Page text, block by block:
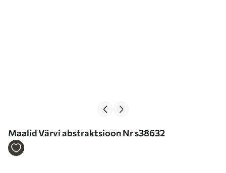
Maalid Värvi abstraktsioon Nr s38632